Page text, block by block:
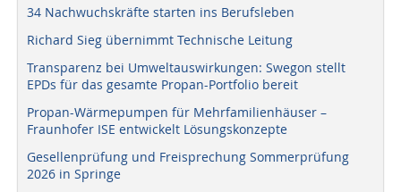
34 Nachwuchskräfte starten ins Berufsleben
Richard Sieg übernimmt Technische Leitung
Transparenz bei Umweltauswirkungen: Swegon stellt
EPDs für das gesamte Propan-Portfolio bereit
Propan-Wärmepumpen für Mehrfamilienhäuser –
Fraunhofer ISE entwickelt Lösungskonzepte
Gesellenprüfung und Freisprechung Sommerprüfung
2026 in Springe